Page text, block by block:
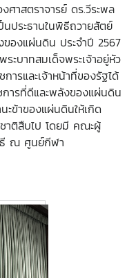
าสตราจารย์ ดร.วีระพล
ประธานในพิธีถวายสัตย์
องแผ่นดิน ประจำปี 2567
ะบาทสมเด็จพระเจ้าอยู่หัว
การและเจ้าหน้าที่ของรัฐได้
การที่ดีและพลังของแผ่นดิน
ข้าของแผ่นดินให้เกิด
ชาติสืบไป โดยมี คณะผู้
ธี ณ ศูนย์กีฬา